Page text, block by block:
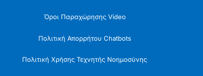
Όροι Παραχώρησης Video
Πολιτική Απορρήτου Chatbots
Πολιτική Χρήσης Τεχνητής Νοημοσύνης